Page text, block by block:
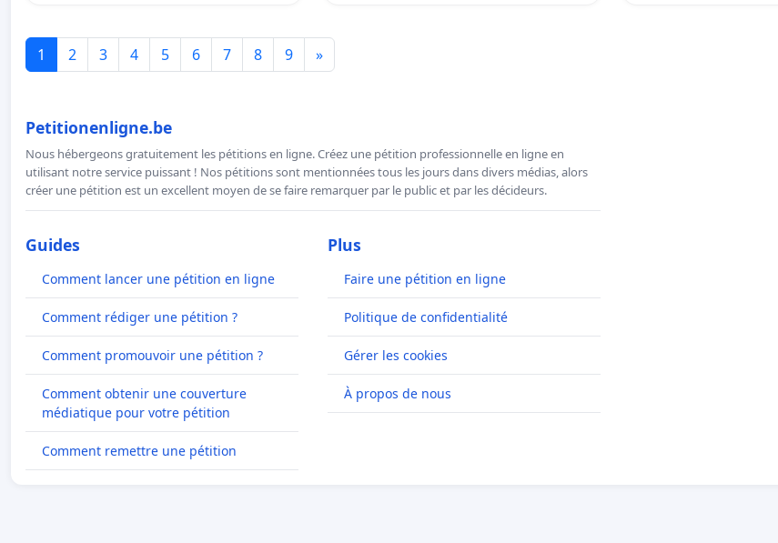
1 2 3 4 5 6 7 8 9 »
Petitionenligne.be
Nous hébergeons gratuitement les pétitions en ligne. Créez une pétition professionnelle en ligne en
utilisant notre service puissant ! Nos pétitions sont mentionnées tous les jours dans divers médias, alors
créer une pétition est un excellent moyen de se faire remarquer par le public et par les décideurs.
Guides
Comment lancer une pétition en ligne
Comment rédiger une pétition ?
Comment promouvoir une pétition ?
Comment obtenir une couverture
médiatique pour votre pétition
Comment remettre une pétition
Plus
Faire une pétition en ligne
Politique de confidentialité
Gérer les cookies
À propos de nous